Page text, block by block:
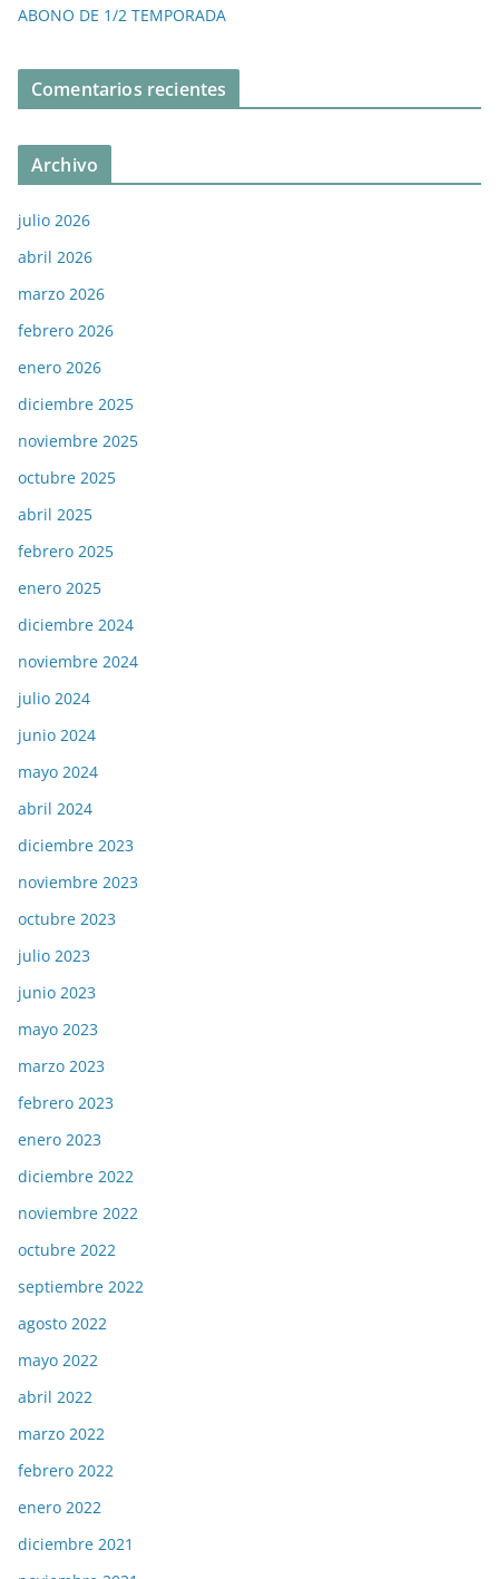
ABONO DE 1/2 TEMPORADA
Comentarios recientes
Archivo
julio 2026
abril 2026
marzo 2026
febrero 2026
enero 2026
diciembre 2025
noviembre 2025
octubre 2025
abril 2025
febrero 2025
enero 2025
diciembre 2024
noviembre 2024
julio 2024
junio 2024
mayo 2024
abril 2024
diciembre 2023
noviembre 2023
octubre 2023
julio 2023
junio 2023
mayo 2023
marzo 2023
febrero 2023
enero 2023
diciembre 2022
noviembre 2022
octubre 2022
septiembre 2022
agosto 2022
mayo 2022
abril 2022
marzo 2022
febrero 2022
enero 2022
diciembre 2021